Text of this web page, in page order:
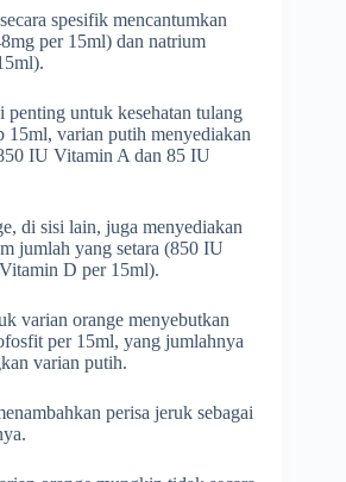
spesifik mencantumkan
per 15ml) dan natrium
untuk kesehatan tulang
15ml, varian putih menyediakan
IU Vitamin A dan 85 IU
di sisi lain, juga menyediakan
jumlah yang setara (850 IU
D per 15ml).
varian orange menyebutkan
per 15ml, yang jumlahnya
varian putih.
perisa jeruk sebagai